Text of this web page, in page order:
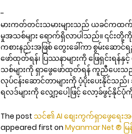
-
မားကတ်တင်းသမားများသည် ယခင်ကထက် ပို
မှုအသစ်များ ရောက်ရှိလာပါသည်။ ၎င်း
ကစားနည်းအဖြစ် တွေးခေါ်ကာ စွမ်းဆောင်
ဖော်ထုတ်ရန်၊ ပြဿနာများကို ဖြေရှင်း
သစ်များကို ရှာဖွေဖော်ထုတ်ရန် ကူညီပေးသ
လုပ်ငန်းဆောင်တာများကို ပံ့ပိုးပေးနိုင်သည်၊
ရလဒ်များကို လျှော့ပေါ့ဖြင့် လော့ခ်ဖွင့်နိုင်
The post သင်၏ AI စျေးကွက်ရှာဖွေရေးအ
appeared first on Myanmar Net ® မ